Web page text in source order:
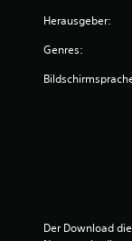
Herausgeber:
Genres:
Der Download